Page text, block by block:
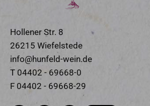
Hollener Str. 8
26215 Wiefelstede
info@hunfeld-wein.de
T 04402 - 69668-0
F 04402 - 69668-29